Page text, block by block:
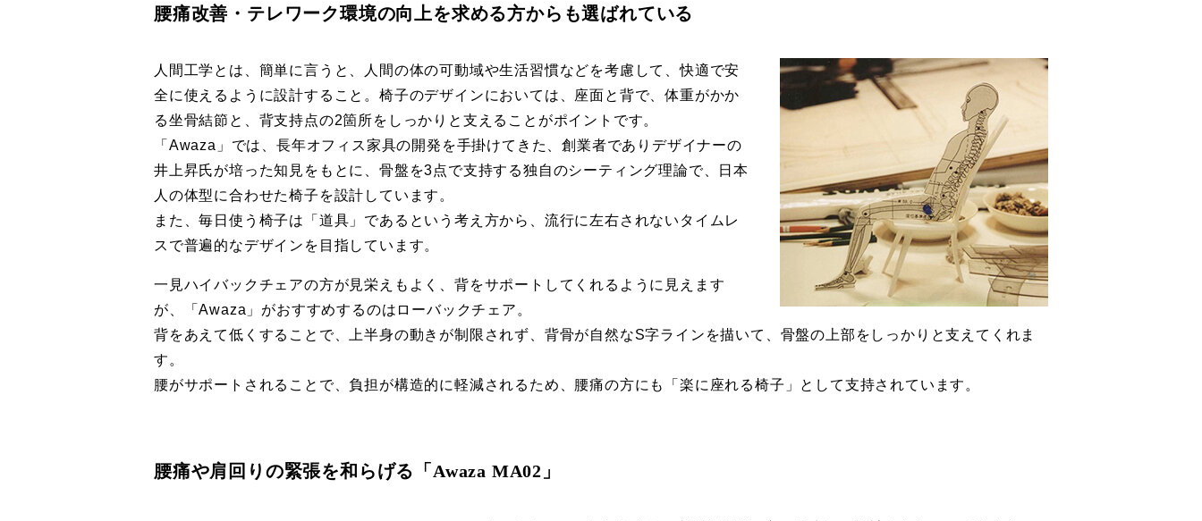
腰痛改善・テレワーク環境の向上を求める方からも選ばれている
人間工学とは、簡単に言うと、人間の体の可動域や生活習慣などを考慮して、快適で安
全に使えるように設計すること。椅子のデザインにおいては、座面と背で、体重がかか
る坐骨結節と、背支持点の2箇所をしっかりと支えることがポイントです。
「Awaza」では、長年オフィス家具の開発を手掛けてきた、創業者でありデザイナーの
井上昇氏が培った知見をもとに、骨盤を3点で支持する独自のシーティング理論で、日本
人の体型に合わせた椅子を設計しています。
また、毎日使う椅子は「道具」であるという考え方から、流行に左右されないタイムレ
スで普遍的なデザインを目指しています。
一見ハイバックチェアの方が見栄えもよく、背をサポートしてくれるように見えます
が、「Awaza」がおすすめするのはローバックチェア。
背をあえて低くすることで、上半身の動きが制限されず、背骨が自然なS字ラインを描いて、骨盤の上部をしっかりと支えてくれま
す。
腰がサポートされることで、負担が構造的に軽減されるため、腰痛の方にも「楽に座れる椅子」として支持されています。
腰痛や肩回りの緊張を和らげる「Awaza MA02」